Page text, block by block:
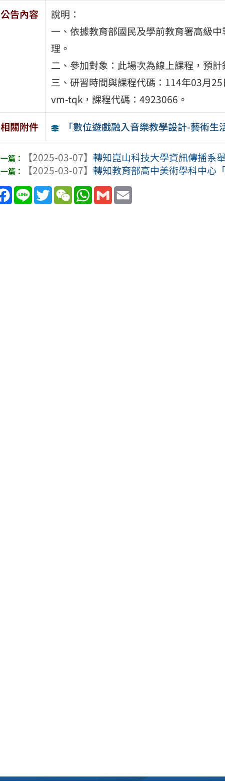
公告內容
說明：
一、依據教育部國民及學前教育署高級
理。
二、參加對象：此場次為線上課程，預計
三、研習時間與課程代碼：114年03月
vm-tqk，課程代碼：4923066。
相關附件
「數位遊戲融入音樂教學設計-藝術
【2025-03-07】轉知崑山科技大學資訊傳播系
【2025-03-07】轉知教育部高中美術學科中心
Facebook
Line TwitterWeChatWhatsApp
Gmail